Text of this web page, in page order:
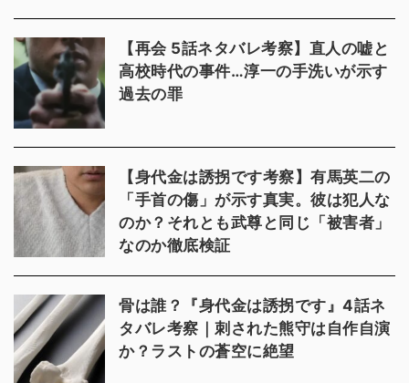
【再会 5話ネタバレ考察】直人の嘘と
高校時代の事件…淳一の手洗いが示す
過去の罪
【身代金は誘拐です考察】有馬英二の
「手首の傷」が示す真実。彼は犯人な
のか？それとも武尊と同じ「被害者」
なのか徹底検証
骨は誰？『身代金は誘拐です』4話ネ
タバレ考察｜刺された熊守は自作自演
か？ラストの蒼空に絶望